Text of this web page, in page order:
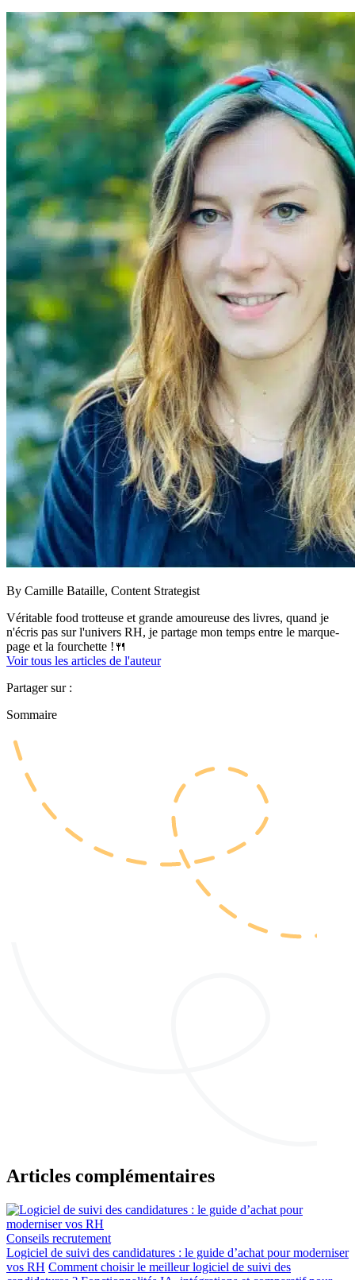
By Camille Bataille, Content Strategist
Véritable food trotteuse et grande amoureuse des livres, quand je
n'écris pas sur l'univers RH, je partage mon temps entre le marque-
page et la fourchette !🍴
Voir tous les articles de l'auteur
Partager sur :
Sommaire
Articles complémentaires
Conseils recrutement
Logiciel de suivi des candidatures : le guide d’achat pour moderniser
vos RH Comment choisir le meilleur logiciel de suivi des